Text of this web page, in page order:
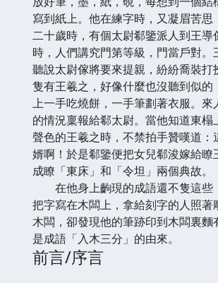
寫到紙上。他在練字時，又凝眉苦思
二十歲時，有個太尉郗鑒派人到王導
時，人們講究門第等級，門當戶對。
聽說太尉傢將要來提親，紛紛喬裝打
隻有王羲之，好像什麼也沒聽到似的
上一手吃燒餅，一手筆劃著衣服。來
的情況稟報給郗太尉。當他知道東榻
聲色的王羲之時，不禁拍手贊嘆道：
婿啊！於是郗鑒便把女兒郗浚嫁給瞭
成瞭「東床」和「令坦」兩個典故。
在他身上齣現的成語還不隻這些
把字寫在木闆上，拿給刻字的人照著
木闆，卻發現他的筆跡印到木闆裏麵
是成語「入木三分」的由來。
前言/序言